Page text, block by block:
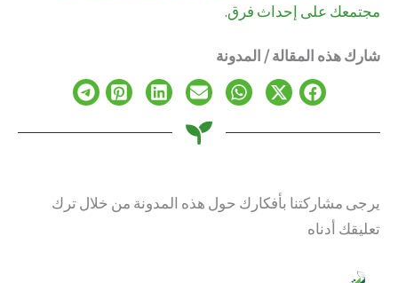
مجتمعك على إحداث فرق.
شارك هذه المقالة / المدونة
يرجى مشاركتنا بأفكارك حول هذه المدونة من خلال ترك
تعليقك أدناه